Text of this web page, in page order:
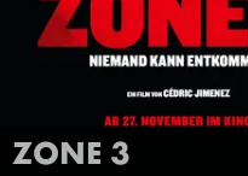
ZONE 3
MEHR INFOS